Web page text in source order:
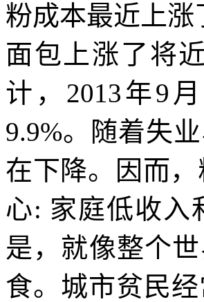
粉成本最近上涨
面包上涨了将近
计， 2013年9
9.9%。随着失
在下降。因而
心: 家庭低收入
是，就像整个
食。城市贫民